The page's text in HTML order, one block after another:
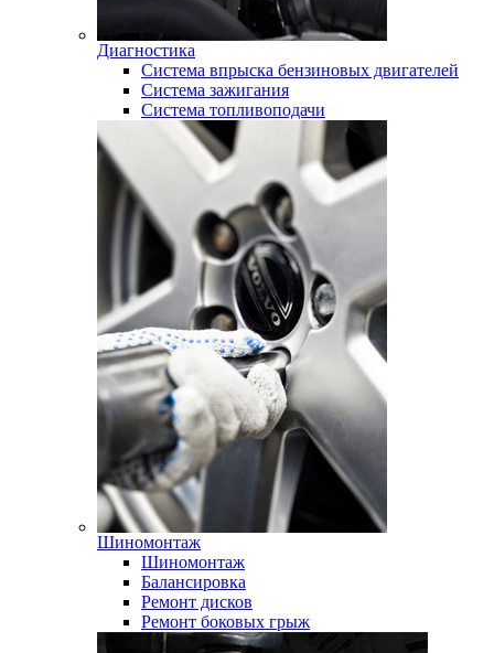
Диагностика
Система впрыска бензиновых двигателей
Система зажигания
Система топливоподачи
Шиномонтаж
Шиномонтаж
Балансировка
Ремонт дисков
Ремонт боковых грыж